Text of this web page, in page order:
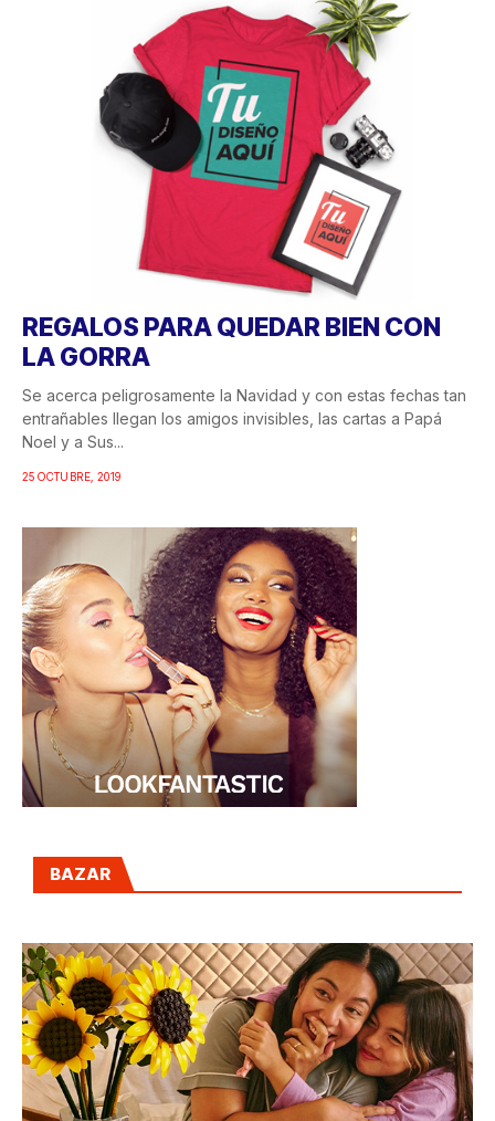
REGALOS PARA QUEDAR BIEN CON
LA GORRA
Se acerca peligrosamente la Navidad y con estas fechas tan
entrañables llegan los amigos invisibles, las cartas a Papá
Noel y a Sus...
25 OCTUBRE, 2019
BAZAR